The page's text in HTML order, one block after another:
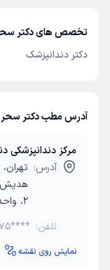
تخصص های دکتر
دکتر دندانپزشک
آدرس مطب دکتر سحر
مرکز دندانپزشکی
آدرس:
هدیش
2، واحد 4
تلفن:
نمایش روی نقشه